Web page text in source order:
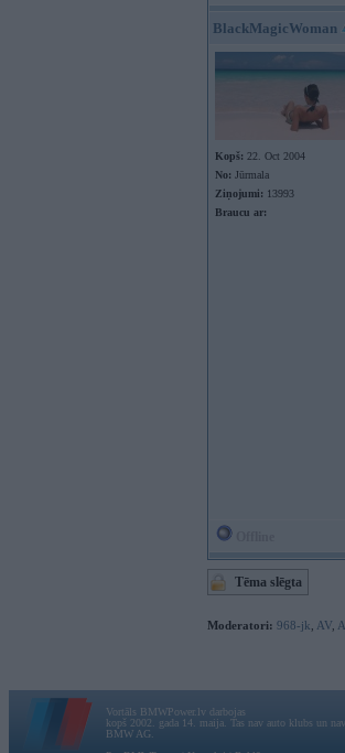
BlackMagicWoman
Kopš: 22. Oct 2004
No: Jūrmala
Ziņojumi: 13993
Braucu ar:
Tēma slēgta
Moderatori: 968-jk AV
Vortāls BMWPower.lv darbojas
kopš 2002. gada 14. maija. Tas nav auto klubs un
BMW AG.